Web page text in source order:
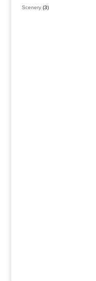
Produkte
Scenery 33